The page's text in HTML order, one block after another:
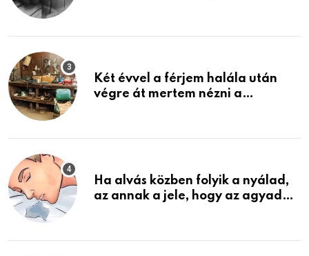
Két évvel a férjem halála után
végre át mertem nézni a
életemet
Ha alvás közben folyik a nyálad,
az annak a jele, hogy az agyad…